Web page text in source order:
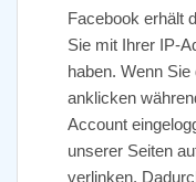
Facebook erhält
Sie mit Ihrer IP-
haben. Wenn Sie
anklicken
Account
unserer Seiten
verlinken.